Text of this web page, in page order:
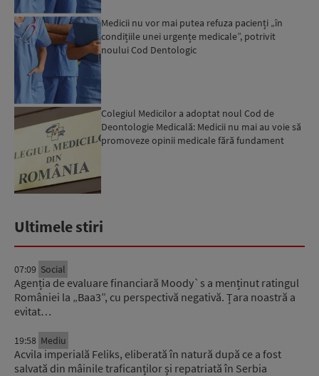
Medicii nu vor mai putea refuza pacienți „în
condițiile unei urgențe medicale”, potrivit
noului Cod Dentologic
Colegiul Medicilor a adoptat noul Cod de
Deontologie Medicală: Medicii nu mai au voie să
promoveze opinii medicale fără fundament
Ultimele stiri
07:09 Social
Agenția de evaluare financiară Moody`s a menținut ratingul
României la „Baa3”, cu perspectivă negativă. Țara noastră a
evitat…
19:58 Mediu
Acvila imperială Feliks, eliberată în natură după ce a fost
salvată din mâinile traficanților și repatriată în Serbia